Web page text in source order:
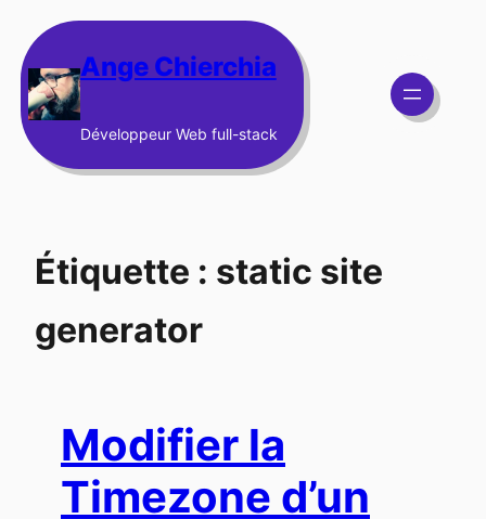
au
contenu Ange Chierchia
Développeur Web full-stack
Étiquette : static site
generator
Modifier la
Timezone d’un